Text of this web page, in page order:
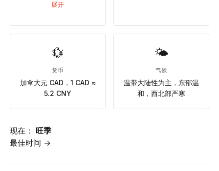
在线申请表（IMM
月）、在职证明、户口本
可在线申请或纸质递交。
办理时间：15-30个工作
日。有效期：最长10年多
（约75美元）。有美国有
效签证可简化申请
展开
💱
货币
加拿大元 CAD，1 CAD ≈
5.2 CNY
🌤
气候
温带大陆性为主，东部温
和，西北部严寒
现在： 旺季
最佳时间 →